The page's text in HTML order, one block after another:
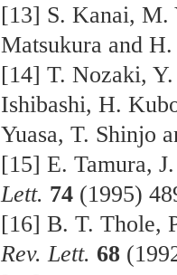
[13] S. Kanai, M.
Matsukura and
[14] T. Nozaki,
Ishibashi, H.
Yuasa, T. Shinjo
[15] E. Tamura,
Lett. 74 (1995)
[16] B. T. Thole,
Rev. Lett. 68